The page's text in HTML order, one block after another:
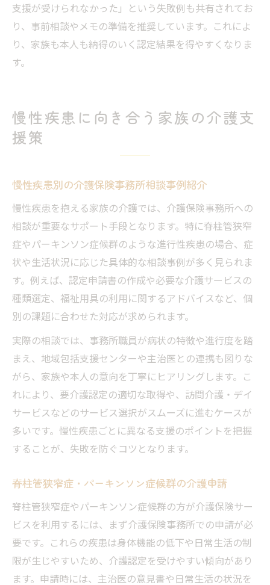
支援が受けられなかった」という失敗例も共有されてお
り、事前相談やメモの準備を推奨しています。これによ
り、家族も本人も納得のいく認定結果を得やすくなりま
す。
慢性疾患に向き合う家族の介護支
援策
慢性疾患別の介護保険事務所相談事例紹介
慢性疾患を抱える家族の介護では、介護保険事務所への
相談が重要なサポート手段となります。特に脊柱管狭窄
症やパーキンソン症候群のような進行性疾患の場合、症
状や生活状況に応じた具体的な相談事例が多く見られま
す。例えば、認定申請書の作成や必要な介護サービスの
種類選定、福祉用具の利用に関するアドバイスなど、個
別の課題に合わせた対応が求められます。
実際の相談では、事務所職員が病状の特徴や進行度を踏
まえ、地域包括支援センターや主治医との連携も図りな
がら、家族や本人の意向を丁寧にヒアリングします。こ
れにより、要介護認定の適切な取得や、訪問介護・デイ
サービスなどのサービス選択がスムーズに進むケースが
多いです。慢性疾患ごとに異なる支援のポイントを把握
することが、失敗を防ぐコツとなります。
脊柱管狭窄症・パーキンソン症候群の介護申請
脊柱管狭窄症やパーキンソン症候群の方が介護保険サー
ビスを利用するには、まず介護保険事務所での申請が必
要です。これらの疾患は身体機能の低下や日常生活の制
限が生じやすいため、介護認定を受けやすい傾向があり
ます。申請時には、主治医の意見書や日常生活の状況を